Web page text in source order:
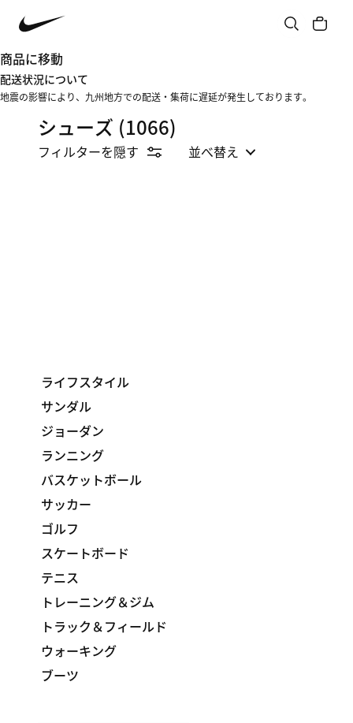
商品に移動
配送状況について
地震の影響により、九州地方での配送・集荷に遅延が発生しております。
シューズ (1066)
フィルターを隠す 並べ替え
ライフスタイル
サンダル
ジョーダン
ランニング
バスケットボール
サッカー
ゴルフ
スケートボード
テニス
トレーニング＆ジム
トラック＆フィールド
ウォーキング
ブーツ